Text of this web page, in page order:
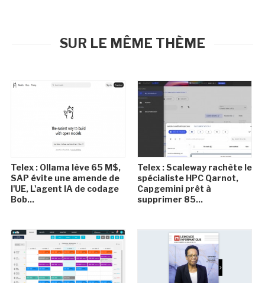
SUR LE MÊME THÈME
Telex : Ollama lève 65 M$,
SAP évite une amende de
l'UE, L'agent IA de codage
Bob...
Telex : Scaleway rachète le
spécialiste HPC Qarnot,
Capgemini prêt à
supprimer 85...